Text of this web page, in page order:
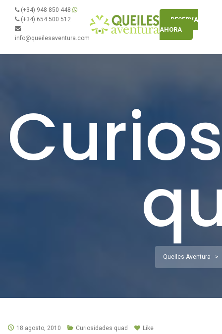
(+34) 948 850 448
(+34) 654 500 512
info@queilesaventura.com
RESERVA
AHORA
Queiles Aventura >
18 agosto, 2010 Curiosidades quad Like